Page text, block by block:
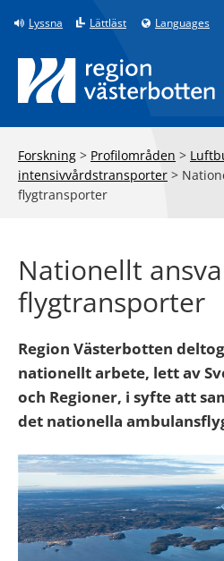
Till innehåll på sidan
Lyssna Lättläst Languages
Forskning > Profilområden >
intensivvårdstransporter >
flygtransporter
Nationellt
flygtransporter
Region Västerbotten
nationellt arbete, lett av
och Regioner, i syfte att
det nationella